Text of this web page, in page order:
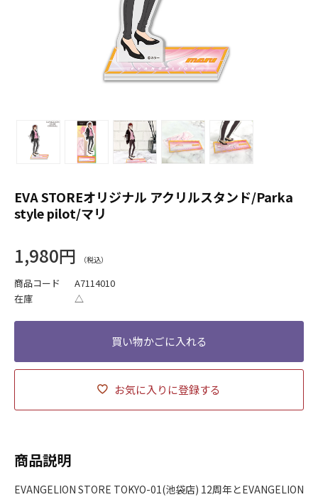
EVA STOREオリジナル アクリルスタンド/Parka
style pilot/マリ
1,980円
商品コード
A7114010
在庫
△
お気に入りに登録する
商品説明
EVANGELION STORE TOKYO-01(池袋店) 12周年とEVANGELION